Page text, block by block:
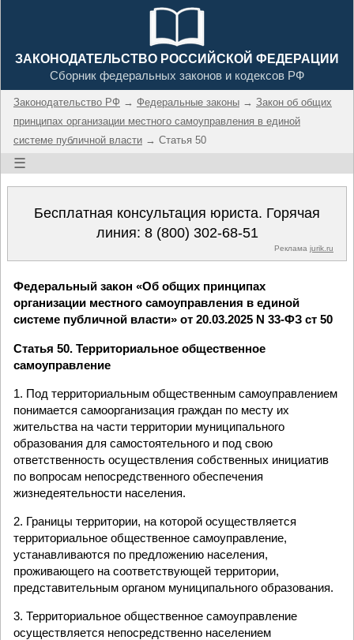
ЗАКОНОДАТЕЛЬСТВО РОССИЙСКОЙ ФЕДЕРАЦИИ
Сборник федеральных законов и кодексов РФ
Законодательство РФ → Федеральные законы → Закон об общих
принципах организации местного самоуправления в единой
системе публичной власти → Статья 50
☰
Бесплатная консультация юриста. Горячая
линия: 8 (800) 302-68-51
Реклама jurik.ru
Федеральный закон «Об общих принципах
организации местного самоуправления в единой
системе публичной власти» от 20.03.2025 N 33-ФЗ ст 50
Статья 50. Территориальное общественное
самоуправление
1. Под территориальным общественным самоуправлением
понимается самоорганизация граждан по месту их
жительства на части территории муниципального
образования для самостоятельного и под свою
ответственность осуществления собственных инициатив
по вопросам непосредственного обеспечения
жизнедеятельности населения.
2. Границы территории, на которой осуществляется
территориальное общественное самоуправление,
устанавливаются по предложению населения,
проживающего на соответствующей территории,
представительным органом муниципального образования.
3. Территориальное общественное самоуправление
осуществляется непосредственно населением